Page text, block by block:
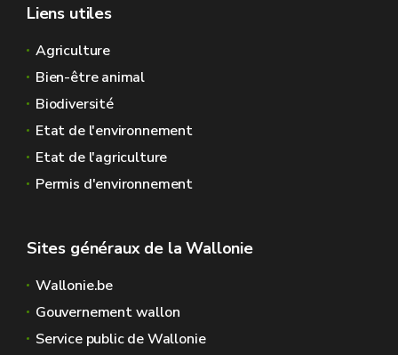
Liens utiles
Agriculture
Bien-être animal
Biodiversité
Etat de l'environnement
Etat de l'agriculture
Permis d'environnement
Sites généraux de la Wallonie
Wallonie.be
Gouvernement wallon
Service public de Wallonie